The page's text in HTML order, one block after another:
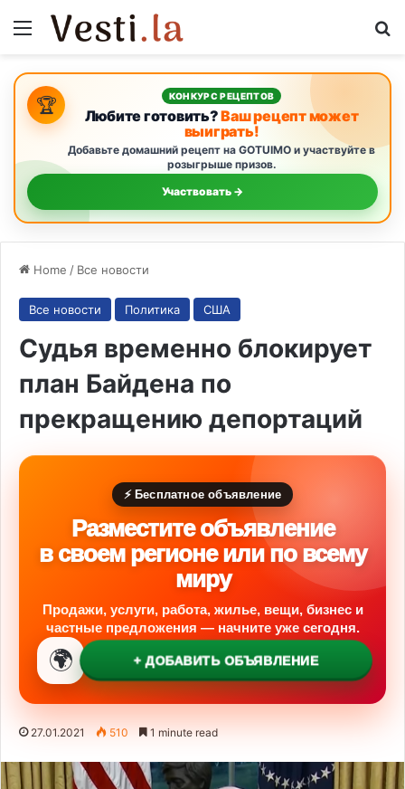
Menu
🏆 КОНКУРС РЕЦЕПТОВ
Любите готовить?Ваш рецепт может
выиграть!
Добавьте домашний рецепт на GOTUIMO и участвуйте в
розыгрыше призов.
Участвовать →
Home / Все новости
Все новости Политика США
Судья временно блокирует
план Байдена по
прекращению депортаций
⚡ Бесплатное объявление
Разместите объявление
в своем регионе или по всему
миру
Продажи, услуги, работа, жилье, вещи, бизнес и
частные предложения — начните уже сегодня.
🌍 + ДОБАВИТЬ ОБЪЯВЛЕНИЕ
27.01.2021 510 1 minute read